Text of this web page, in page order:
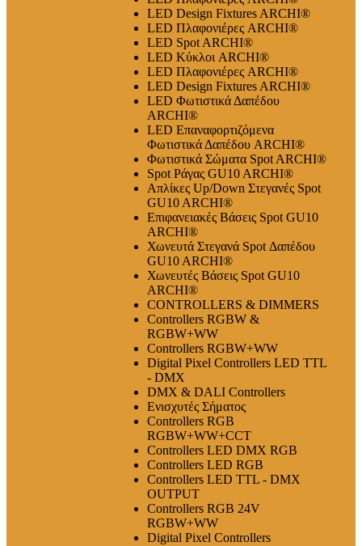
LED Design Fixtures ARCHI®
LED Πλαφονιέρες ARCHI®
LED Spot ARCHI®
LED Κύκλοι ARCHI®
LED Πλαφονιέρες ARCHI®
LED Design Fixtures ARCHI®
LED Φωτιστικά Δαπέδου
ARCHI®
LED Επαναφορτιζόμενα
Φωτιστικά Δαπέδου ARCHI®
Φωτιστικά Σώματα Spot ARCHI®
Spot Ράγας GU10 ARCHI®
Απλίκες Up/Down Στεγανές Spot
GU10 ARCHI®
Επιφανειακές Βάσεις Spot GU10
ARCHI®
Χωνευτά Στεγανά Spot Δαπέδου
GU10 ARCHI®
Χωνευτές Βάσεις Spot GU10
ARCHI®
CONTROLLERS & DIMMERS
Controllers RGBW &
RGBW+WW
Controllers RGBW+WW
Digital Pixel Controllers LED TTL
- DMX
DMX & DALI Controllers
Ενισχυτές Σήματος
Controllers RGB
RGBW+WW+CCT
Controllers LED DMX RGB
Controllers LED RGB
Controllers LED TTL - DMX
OUTPUT
Controllers RGB 24V
RGBW+WW
Digital Pixel Controllers